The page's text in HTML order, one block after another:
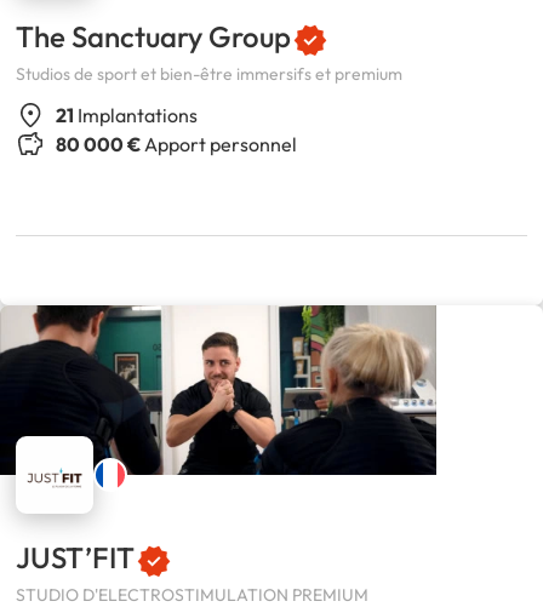
The Sanctuary Group
Studios de sport et bien-être immersifs et premium
21 Implantations
80 000 € Apport personnel
JUST’FIT
STUDIO D'ELECTROSTIMULATION PREMIUM